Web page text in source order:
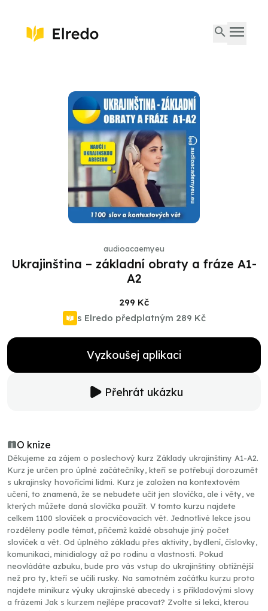
audioacaemyeu
Ukrajinština – základní obraty a fráze A1-
A2
299 Kč
s Elredo předplatným 289 Kč
Vyzkoušej aplikaci
Přehrát ukázku
O knize
Děkujeme za zájem o poslechový kurz Základy ukrajinštiny A1-A2.
Kurz je určen pro úplné začátečníky, kteří se potřebují dorozumět
s ukrajinsky hovořícími lidmi. Kurz je založen na kontextovém
učení, to znamená, že se nebudete učit jen slovíčka, ale i věty, ve
kterých můžete daná slovíčka použít. V tomto kurzu najdete
celkem 1100 slovíček a procvičovacích vět. Jednotlivé lekce jsou
rozděleny podle témat, přičemž každé obsahuje jiný počet
slovíček a vět. Od úplného základu přes aktivity, bydlení, číslovky,
komunikaci, minidialogy až po rodinu a vlastnosti. Pokud
neovládáte azbuku, bude pro vás vstup do ukrajinštiny obtížnější
než pro ty, kteří se učili rusky. Na samotném začátku kurzu proto
najdete minikurz výuky ukrajinské abecedy i s příkladovými slovy
a frázemi Jak s kurzem nejlépe pracovat? Zvolte si lekci, kterou